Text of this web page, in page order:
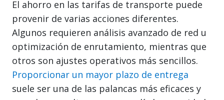
El ahorro en las tarifas de transporte puede
provenir de varias acciones diferentes.
Algunos requieren análisis avanzado de red u
optimización de enrutamiento, mientras que
otros son ajustes operativos más sencillos.
Proporcionar un mayor plazo de entrega
suele ser una de las palancas más eficaces y